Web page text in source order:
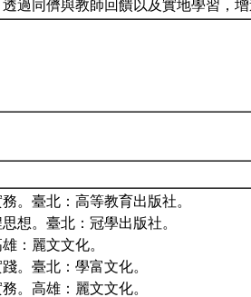
過同儕與教師回饋以及實地學習，增
。臺北：高等教育出版社。
想。臺北：冠學出版社。
：麗文文化。
。臺北：學富文化。
。高雄：麗文文化。